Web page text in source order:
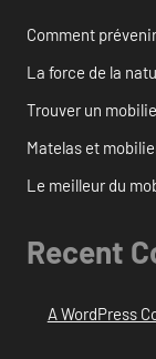
Comment
La force de la
Trouver un
Matelas et
Le meilleur du
Recent
A WordPress